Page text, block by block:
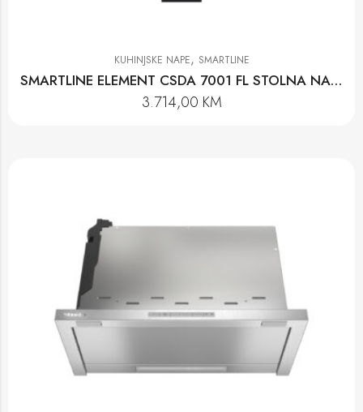
KUHINJSKE NAPE, SMARTLINE
SMARTLINE ELEMENT CSDA 7001 FL STOLNA NAPA
3.714,00 KM